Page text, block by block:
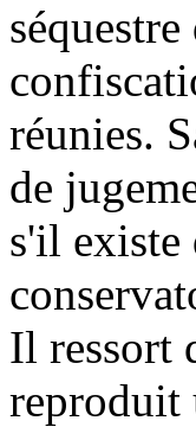
réunies.
de
s'il existe
Il ressort
reproduit